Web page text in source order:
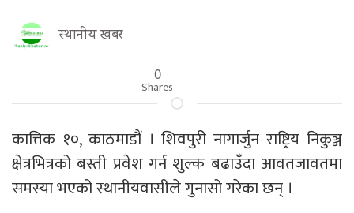
स्थानीय खबर
0
Shares
कात्तिक १०, काठमाडौं । शिवपुरी नागार्जुन राष्ट्रिय निकुञ्ज
क्षेत्रभित्रको बस्ती प्रवेश गर्न शुल्क बढाउँदा आवतजावतमा
समस्या भएको स्थानीयवासीले गुनासो गरेका छन् ।